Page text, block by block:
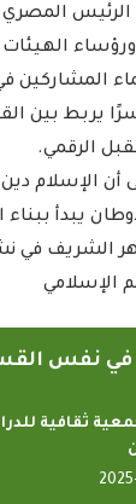
المصري
المشاركين
يربط بين
الرقمي.
الإسلام
يبدأ ببناء
الشريف في
الإسلامي
في نفس
ثقافية